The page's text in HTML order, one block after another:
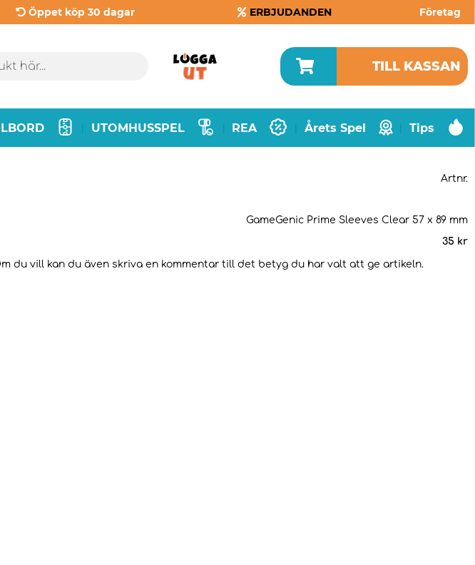
Öppet köp 30 dagar ERBJUDANDEN Företag
TILL KASSAN
UTOMHUSSPEL REA Årets Spel Tips
Artnr.
GameGenic Prime Sleeves Clear 57 x 89 mm
35 kr
du vill kan du även skriva en kommentar till det betyg du har valt att ge artikeln.